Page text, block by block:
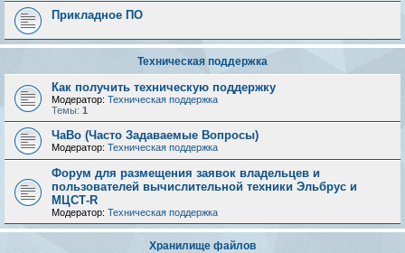
Прикладное ПО
Техническая поддержка
Как получить техническую поддержку
Модератор: Техническая поддержка
Темы: 1
ЧаВо (Часто Задаваемые Вопросы)
Модератор: Техническая поддержка
Форум для размещения заявок владельцев и
пользователей вычислительной техники Эльбрус и
МЦСТ-R
Модератор: Техническая поддержка
Хранилище файлов